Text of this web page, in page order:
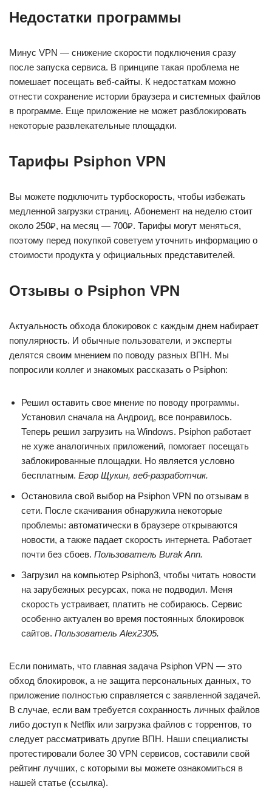
Недостатки программы
Минус VPN — снижение скорости подключения сразу
после запуска сервиса. В принципе такая проблема не
помешает посещать веб-сайты. К недостаткам можно
отнести сохранение истории браузера и системных файлов
в программе. Еще приложение не может разблокировать
некоторые развлекательные площадки.
Тарифы Psiphon VPN
Вы можете подключить турбоскорость, чтобы избежать
медленной загрузки страниц. Абонемент на неделю стоит
около 250₽, на месяц — 700₽. Тарифы могут меняться,
поэтому перед покупкой советуем уточнить информацию о
стоимости продукта у официальных представителей.
Отзывы о Psiphon VPN
Актуальность обхода блокировок с каждым днем набирает
популярность. И обычные пользователи, и эксперты
делятся своим мнением по поводу разных ВПН. Мы
попросили коллег и знакомых рассказать о Psiphon:
Решил оставить свое мнение по поводу программы.
Установил сначала на Андроид, все понравилось.
Теперь решил загрузить на Windows. Psiphon работает
не хуже аналогичных приложений, помогает посещать
заблокированные площадки. Но является условно
бесплатным. Егор Щукин, веб-разработчик.
Остановила свой выбор на Psiphon VPN по отзывам в
сети. После скачивания обнаружила некоторые
проблемы: автоматически в браузере открываются
новости, а также падает скорость интернета. Работает
почти без сбоев. Пользователь Burak Ann.
Загрузил на компьютер Psiphon3, чтобы читать новости
на зарубежных ресурсах, пока не подводил. Меня
скорость устраивает, платить не собираюсь. Сервис
особенно актуален во время постоянных блокировок
сайтов. Пользователь Alex2305.
Если понимать, что главная задача Psiphon VPN — это
обход блокировок, а не защита персональных данных, то
приложение полностью справляется с заявленной задачей.
В случае, если вам требуется сохранность личных файлов
либо доступ к Netflix или загрузка файлов с торрентов, то
следует рассматривать другие ВПН. Наши специалисты
протестировали более 30 VPN сервисов, составили свой
рейтинг лучших, с которыми вы можете ознакомиться в
нашей статье (ссылка).